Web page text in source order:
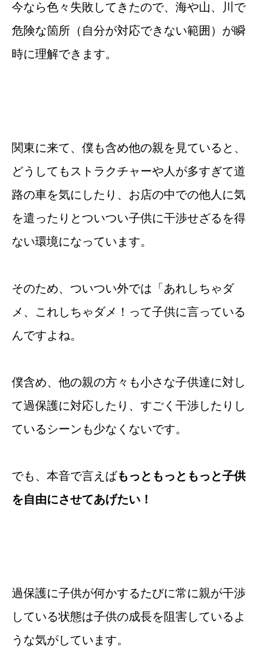
今なら色々失敗してきたので、海や山、川で
危険な箇所（自分が対応できない範囲）が瞬
時に理解できます。
関東に来て、僕も含め他の親を見ていると、
どうしてもストラクチャーや人が多すぎて道
路の車を気にしたり、お店の中での他人に気
を遣ったりとついつい子供に干渉せざるを得
ない環境になっています。
そのため、ついつい外では「あれしちゃダ
メ、これしちゃダメ！って子供に言っている
んですよね。
僕含め、他の親の方々も小さな子供達に対し
て過保護に対応したり、すごく干渉したりし
ているシーンも少なくないです。
でも、本音で言えばもっともっともっと子供
を自由にさせてあげたい！
過保護に子供が何かするたびに常に親が干渉
している状態は子供の成長を阻害しているよ
うな気がしています。